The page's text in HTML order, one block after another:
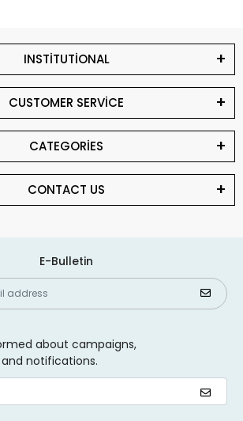
INSTİTUTİONAL
CUSTOMER SERVİCE
CATEGORİES
CONTACT US
E-Bulletin
about campaigns,
notifications.